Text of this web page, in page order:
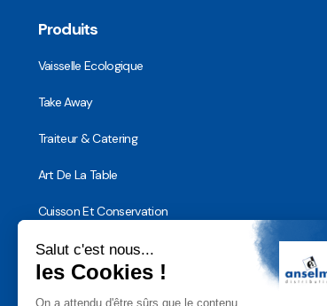
Produits
Vaisselle Ecologique
Take Away
Traiteur & Catering
Art De La Table
Cuisson Et Conservation
Hygiène, Sécurité et Traçabilité
Vaisselle Réutilisable